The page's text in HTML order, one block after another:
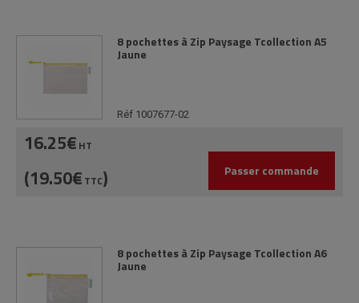
8 pochettes à Zip Paysage Tcollection A5
Jaune
Réf 1007677-02
16.25€ HT
(19.50€ TTC) Passer commande
8 pochettes à Zip Paysage Tcollection A6
Jaune